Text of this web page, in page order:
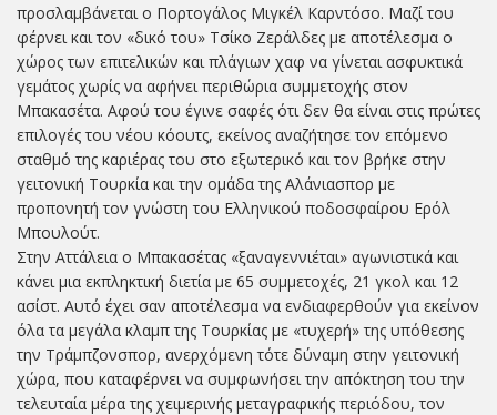
προσλαμβάνεται ο Πορτογάλος Μιγκέλ Καρντόσο. Μαζί του
φέρνει και τον «δικό του» Τσίκο Ζεράλδες με αποτέλεσμα ο
χώρος των επιτελικών και πλάγιων χαφ να γίνεται ασφυκτικά
γεμάτος χωρίς να αφήνει περιθώρια συμμετοχής στον
Μπακασέτα. Αφού του έγινε σαφές ότι δεν θα είναι στις πρώτες
επιλογές του νέου κόουτς, εκείνος αναζήτησε τον επόμενο
σταθμό της καριέρας του στο εξωτερικό και τον βρήκε στην
γειτονική Τουρκία και την ομάδα της Αλάνιασπορ με
προπονητή τον γνώστη του Ελληνικού ποδοσφαίρου Ερόλ
Μπουλούτ.
Στην Αττάλεια ο Μπακασέτας «ξαναγεννιέται» αγωνιστικά και
κάνει μια εκπληκτική διετία με 65 συμμετοχές, 21 γκολ και 12
ασίστ. Αυτό έχει σαν αποτέλεσμα να ενδιαφερθούν για εκείνον
όλα τα μεγάλα κλαμπ της Τουρκίας με «τυχερή» της υπόθεσης
την Τράμπζονσπορ, ανερχόμενη τότε δύναμη στην γειτονική
χώρα, που καταφέρνει να συμφωνήσει την απόκτηση του την
τελευταία μέρα της χειμερινής μεταγραφικής περιόδου, τον